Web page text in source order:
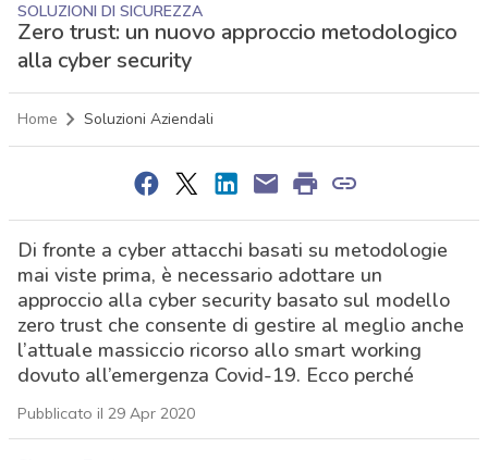
SOLUZIONI DI SICUREZZA
Zero trust: un nuovo approccio metodologico
alla cyber security
Home Soluzioni Aziendali
Di fronte a cyber attacchi basati su metodologie
mai viste prima, è necessario adottare un
approccio alla cyber security basato sul modello
zero trust che consente di gestire al meglio anche
l’attuale massiccio ricorso allo smart working
dovuto all’emergenza Covid-19. Ecco perché
Pubblicato il 29 Apr 2020